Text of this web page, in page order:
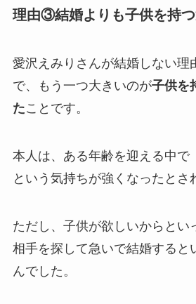
理由③結婚よりも子供を持
愛沢えみりさんが結婚しない理
で、もう一つ大きいのが子供を
たことです。
本人は、ある年齢を迎える中で
という気持ちが強くなったとさ
ただし、子供が欲しいからとい
相手を探して急いで結婚すると
んでした。